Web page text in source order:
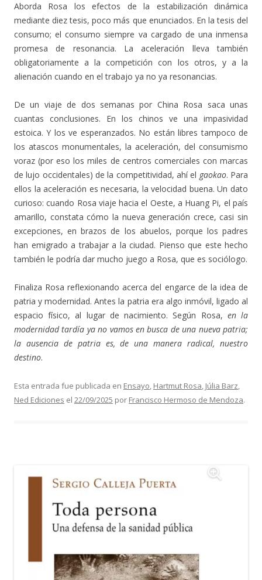
Aborda Rosa los efectos de la estabilización dinámica
mediante diez tesis, poco más que enunciados. En la tesis del
consumo; el consumo siempre va cargado de una inmensa
promesa de resonancia. La aceleración lleva también
obligatoriamente a la competición con los otros, y a la
alienación cuando en el trabajo ya no ya resonancias.
De un viaje de dos semanas por China Rosa saca unas
cuantas conclusiones. En los chinos ve una impasividad
estoica. Y los ve esperanzados. No están libres tampoco de
los atascos monumentales, la aceleración, del consumismo
voraz (por eso los miles de centros comerciales con marcas
de lujo occidentales) de la competitividad, ahí el gaokao. Para
ellos la aceleración es necesaria, la velocidad buena. Un dato
curioso: cuando Rosa viaje hacia el Oeste, a Huang Pi, el país
amarillo, constata cómo la nueva generación crece, casi sin
excepciones, en brazos de los abuelos, porque los padres
han emigrado a trabajar a la ciudad. Pienso que este hecho
también le podría dar mucho juego a Rosa, que es sociólogo.
Finaliza Rosa reflexionando acerca del engarce de la idea de
patria y modernidad. Antes la patria era algo inmóvil, ligado al
espacio físico, al lugar de nacimiento. Según Rosa, en la
modernidad tardía ya no vamos en busca de una nueva patria;
la ausencia de patria es, de una manera radical, nuestro
destino.
Esta entrada fue publicada en Ensayo, Hartmut Rosa, Júlia Barz,
Ned Ediciones el 22/09/2025 por Francisco Hermoso de Mendoza.